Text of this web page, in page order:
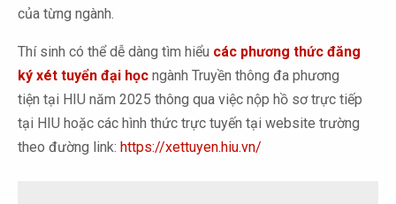
của từng ngành.
Thí sinh có thể dễ dàng tìm hiểu các phương thức đăng
ký xét tuyển đại học ngành Truyền thông đa phương
tiện tại HIU năm 2025 thông qua việc nộp hồ sơ trực tiếp
tại HIU hoặc các hình thức trực tuyến tại website trường
theo đường link: https://xettuyen.hiu.vn/